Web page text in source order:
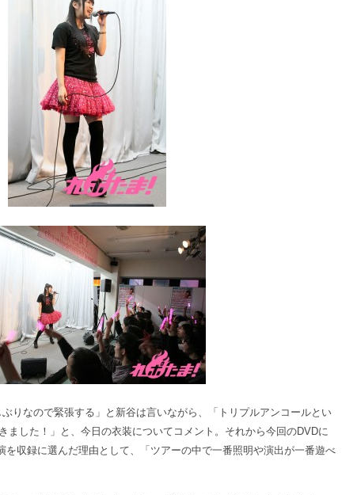
ぶりなので緊張する」と新谷は言いながら、「トリプルアンコールとい
ました！」と、今日の衣装についてコメント。それから今回のDVDに
を収録に選んだ理由として、「ツアーの中で一番照明や演出が一番遊べ